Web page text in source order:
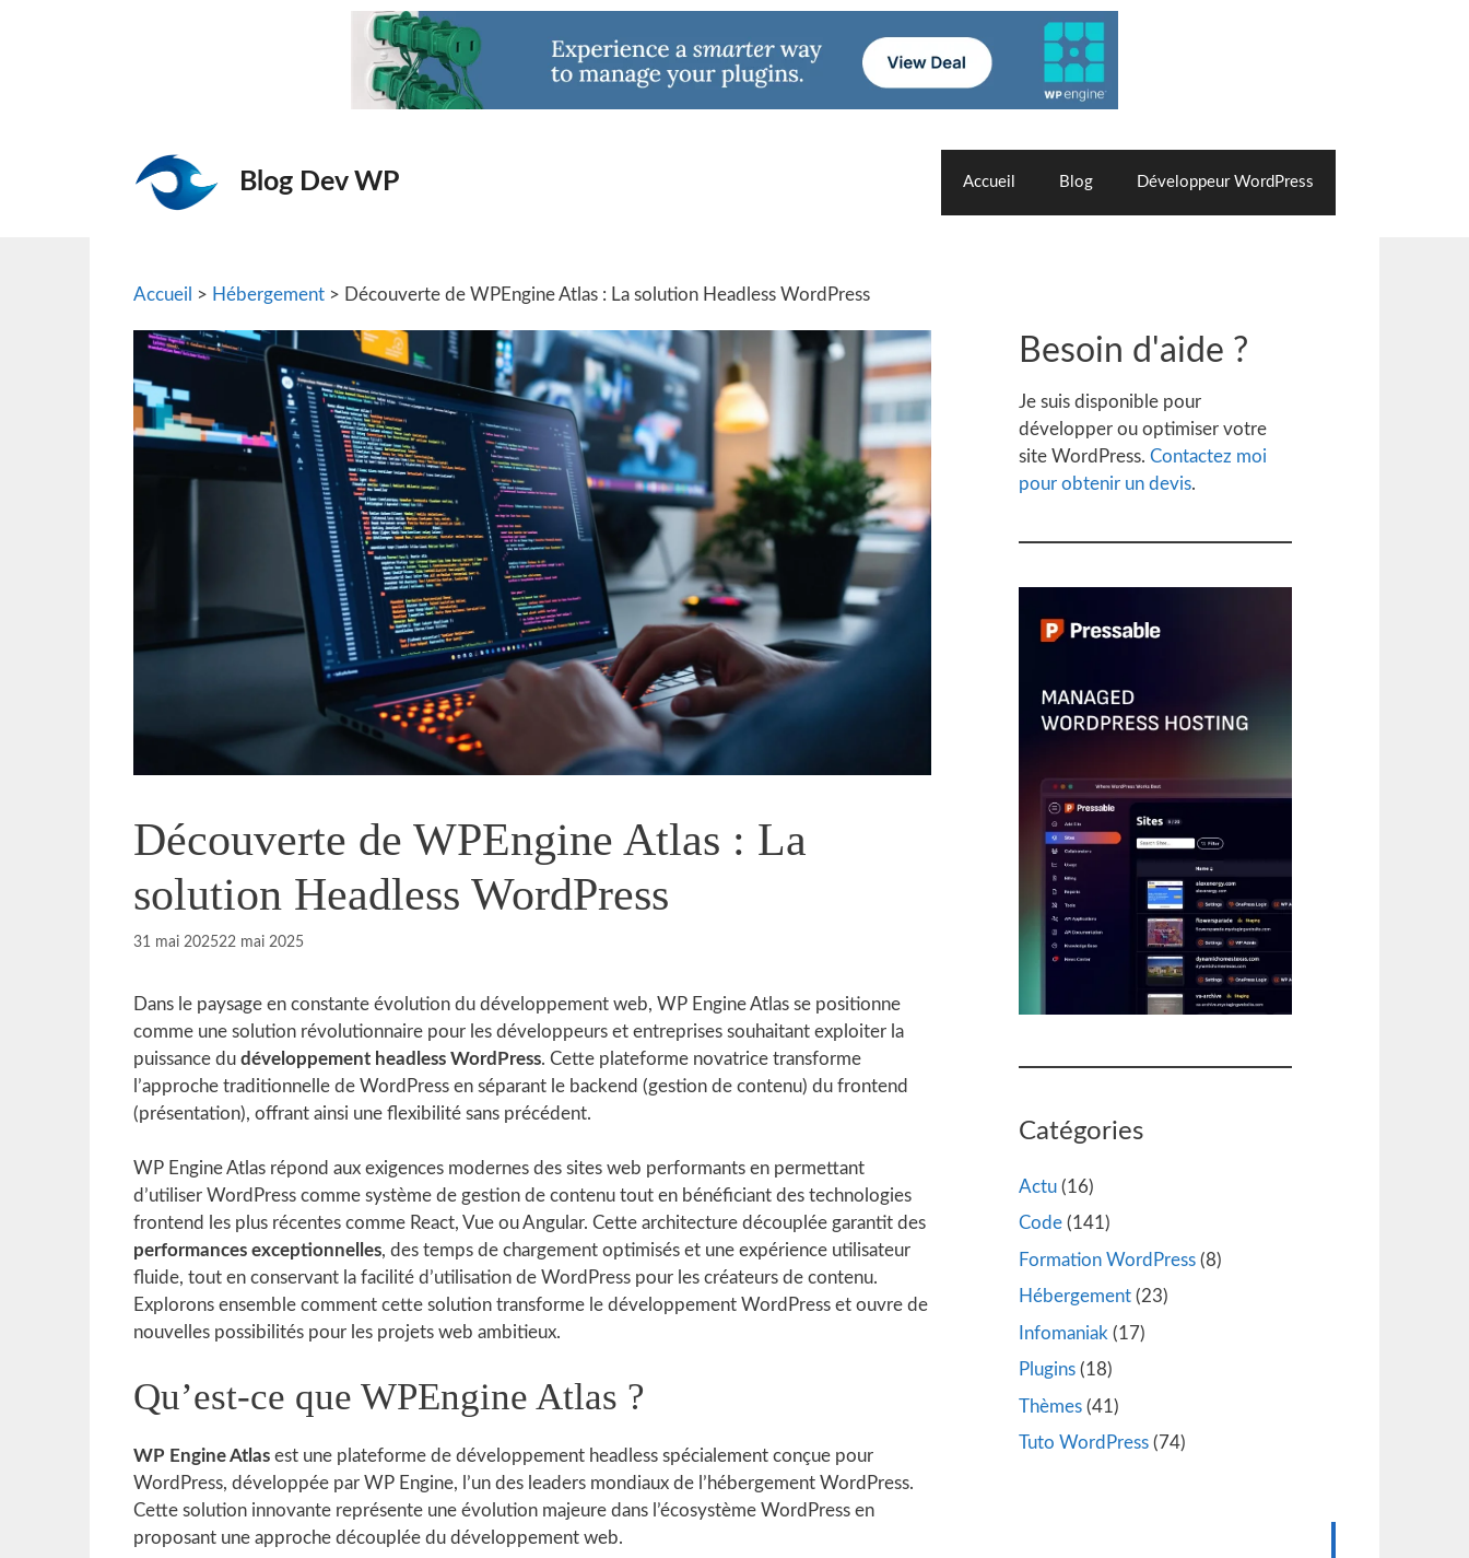
Blog Dev WP Accueil Blog Développeur WordPress
Accueil > Hébergement > Découverte de WPEngine Atlas : La solution Headless WordPress
Découverte de WPEngine Atlas : La
solution Headless WordPress
31 mai 202522 mai 2025
Dans le paysage en constante évolution du développement web, WP Engine Atlas se positionne
comme une solution révolutionnaire pour les développeurs et entreprises souhaitant exploiter la
puissance du développement headless WordPress. Cette plateforme novatrice transforme
l’approche traditionnelle de WordPress en séparant le backend (gestion de contenu) du frontend
(présentation), offrant ainsi une flexibilité sans précédent.
WP Engine Atlas répond aux exigences modernes des sites web performants en permettant
d’utiliser WordPress comme système de gestion de contenu tout en bénéficiant des technologies
frontend les plus récentes comme React, Vue ou Angular. Cette architecture découplée garantit des
performances exceptionnelles, des temps de chargement optimisés et une expérience utilisateur
fluide, tout en conservant la facilité d’utilisation de WordPress pour les créateurs de contenu.
Explorons ensemble comment cette solution transforme le développement WordPress et ouvre de
nouvelles possibilités pour les projets web ambitieux.
Qu’est-ce que WPEngine Atlas ?
WP Engine Atlas est une plateforme de développement headless spécialement conçue pour
WordPress, développée par WP Engine, l’un des leaders mondiaux de l’hébergement WordPress.
Cette solution innovante représente une évolution majeure dans l’écosystème WordPress en
proposant une approche découplée du développement web.
Besoin d'aide ?
Je suis disponible pour
développer ou optimiser votre
site WordPress. Contactez moi
pour obtenir un devis.
Catégories
Actu (16)
Code (141)
Formation WordPress (8)
Hébergement (23)
Infomaniak (17)
Plugins (18)
Thèmes (41)
Tuto WordPress (74)